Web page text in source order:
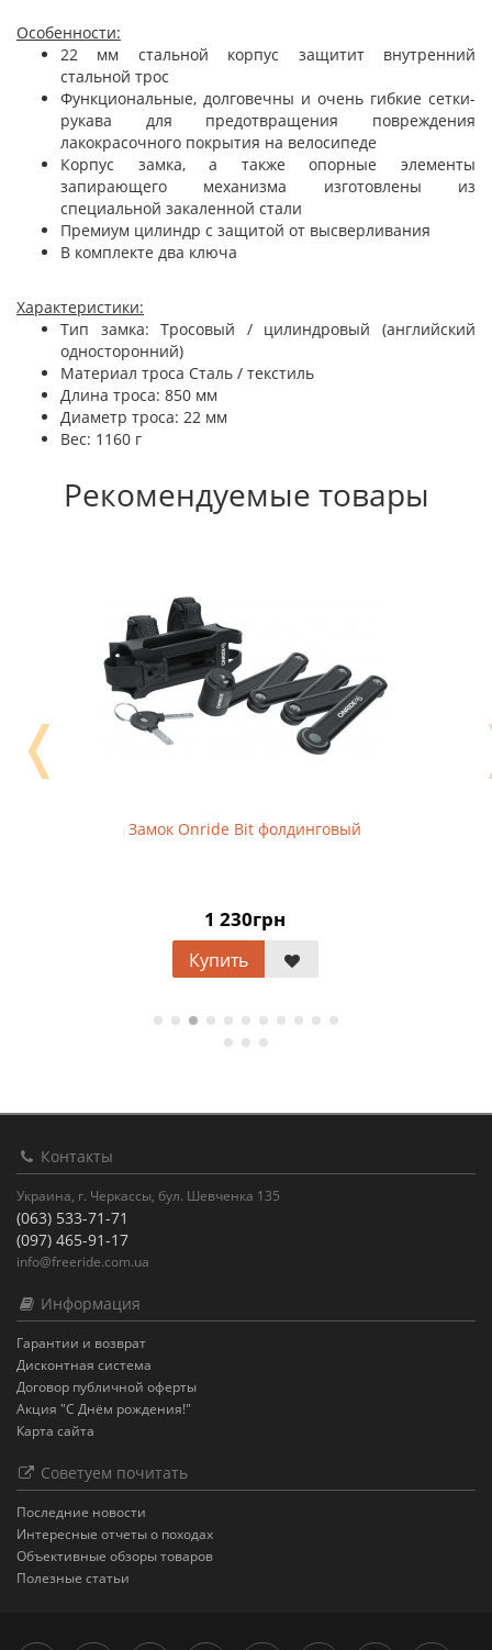
Особенности:
22 мм стальной корпус защитит внутренний
стальной трос
Функциональные, долговечны и очень гибкие сетки-
рукава для предотвращения повреждения
лакокрасочного покрытия на велосипеде
Корпус замка, а также опорные элементы
запирающего механизма изготовлены из
специальной закаленной стали
Премиум цилиндр с защитой от высверливания
В комплекте два ключа
Характеристики:
Тип замка: Тросовый / цилиндровый (английский
односторонний)
Материал троса Сталь / текстиль
Длина троса: 850 мм
Диаметр троса: 22 мм
Вес: 1160 г
Рекомендуемые товары
Замок Onride Bit фолдинговый
1 230грн
Купить
❬
Контакты
Украина, г. Черкассы, бул. Шевченка 135
(063) 533-71-71
(097) 465-91-17
info@freeride.com.ua
Информация
Гарантии и возврат
Дисконтная система
Договор публичной оферты
Акция "С Днём рождения!"
Карта сайта
Советуем почитать
Последние новости
Интересные отчеты о походах
Объективные обзоры товаров
Полезные статьи